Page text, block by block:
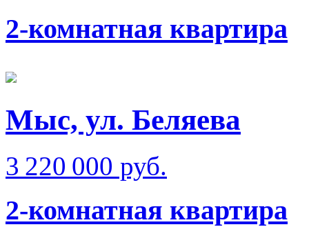
2-комнатная квартира
Мыс, ул. Беляева
3 220 000 руб.
2-комнатная квартира